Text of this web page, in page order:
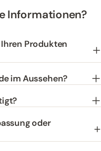
Informationen?
Produkten
im Aussehen?
oder